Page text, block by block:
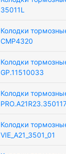
35011L
Колодки
CMP4320
Колодки
GP.11510033
Колодки
Колодки
VIE_A21_3501_01